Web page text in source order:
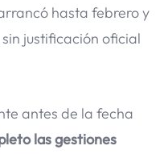
hasta febrero y
justificación oficial
antes de la fecha
las gestiones